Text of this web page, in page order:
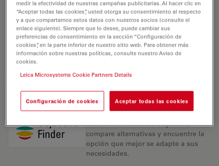
El objetivo N PLAN EPI 50x/0,75 tiene un aumento de
50X y una apertura numérica de 0,75mm. Para uso en
medio seco y con una rosca de objetivo de M25 con
una distancia de trabajo libre de 0,3 mm y un FN de 20.
REQUEST FOR QUOTE
Encuentre la solución ideal. Explore
nuestroBuscador de Objetivos,
compare alternativas y encuentre la
opción que mejor se adapte a sus
necesidades.
medir la efectividad de nuestras campañas publicitarias. Al hacer clic en
“Aceptar todas las cookies”, usted otorga su consentimiento al respecto
y a que compartamos estos datos con nuestros socios (consulte el
enlace siguiente). Siempre que lo desee, puede cambiar sus
preferencias de consentimiento en la sección “Configuración de
cookies”, en la parte inferior de nuestro sitio web. Para obtener más
información sobre nuestras políticas, consulte nuestro Aviso de
cookies.
Leica Microsystems Cookie Partners Details
Configuración de cookies Aceptar todas las cookies